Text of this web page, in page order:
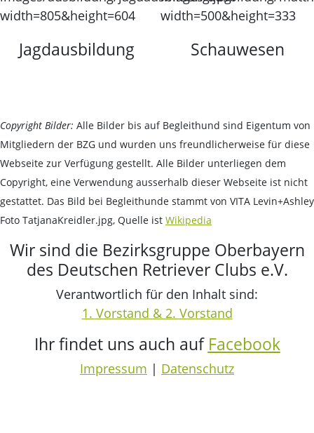
Jagdausbildung Schauwesen
Copyright Bilder: Alle Bilder bis auf Begleithund sind Eigentum von
Mitgliedern der BZG und wurden uns freundlicherweise für diese
Webseite zur Verfügung gestellt. Alle Bilder unterliegen dem
Copyright, eine Verwendung ausserhalb dieser Webseite ist nicht
gestattet. Das Bild bei Begleithunde stammt von VITA Levin+Ashley
Foto TatjanaKreidler.jpg, Quelle ist Wikipedia
Wir sind die Bezirksgruppe Oberbayern
des Deutschen Retriever Clubs e.V.
Verantwortlich für den Inhalt sind:
1. Vorstand & 2. Vorstand
Ihr findet uns auch auf Facebook
Impressum | Datenschutz